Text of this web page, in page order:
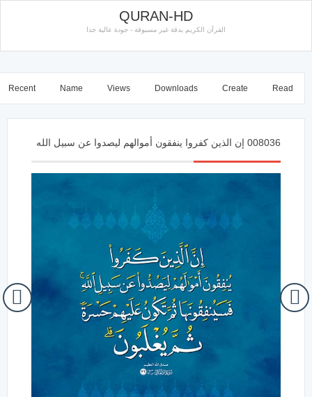
QURAN-HD
القرآن الكريم بدقة غير مسبوقة - جودة عالية جدا
Recent Name Views Downloads Create Read
008036 إن الذين كفروا ينفقون أموالهم ليصدوا عن سبيل الله